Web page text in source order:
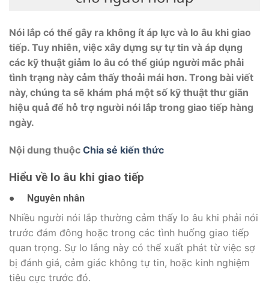
Nói lắp có thể gây ra không ít áp lực và lo âu khi giao
tiếp. Tuy nhiên, việc xây dựng sự tự tin và áp dụng
các kỹ thuật giảm lo âu có thể giúp người mắc phải
tình trạng này cảm thấy thoải mái hơn. Trong bài viết
này, chúng ta sẽ khám phá một số kỹ thuật thư giãn
hiệu quả để hỗ trợ người nói lắp trong giao tiếp hàng
ngày.
Nội dung thuộc Chia sẻ kiến thức
Hiểu về lo âu khi giao tiếp
● Nguyên nhân
Nhiều người nói lắp thường cảm thấy lo âu khi phải nói
trước đám đông hoặc trong các tình huống giao tiếp
quan trọng. Sự lo lắng này có thể xuất phát từ việc sợ
bị đánh giá, cảm giác không tự tin, hoặc kinh nghiệm
tiêu cực trước đó.